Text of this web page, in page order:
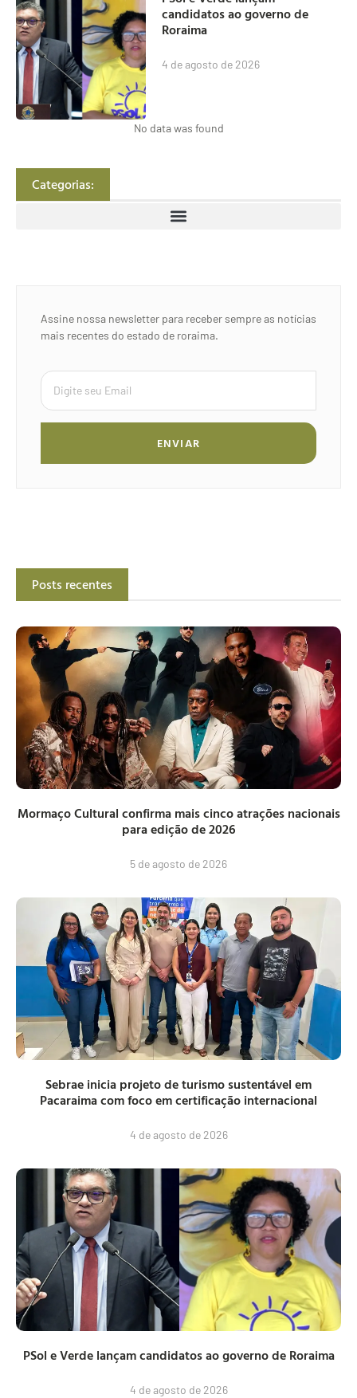
candidatos ao governo de
Roraima
4 de agosto de 2026
No data was found
Categorias:
Assine nossa newsletter para receber sempre as notícias
mais recentes do estado de roraima.
ENVIAR
Posts recentes
Mormaço Cultural confirma mais cinco atrações nacionais
para edição de 2026
5 de agosto de 2026
Sebrae inicia projeto de turismo sustentável em
Pacaraima com foco em certificação internacional
4 de agosto de 2026
PSol e Verde lançam candidatos ao governo de Roraima
4 de agosto de 2026